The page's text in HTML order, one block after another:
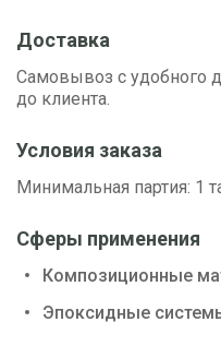
Доставка
Самовывоз с удобного
до клиента.
Условия заказа
Минимальная партия: 1
Сферы применения
Композиционные
Эпоксидные